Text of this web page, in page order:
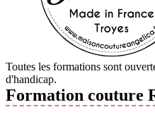
Toutes les formations sont
d'handicap.
Formation couture